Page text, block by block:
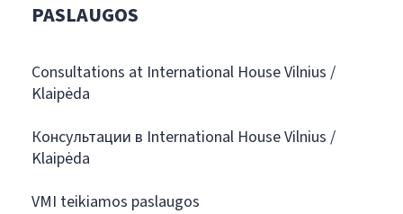
PASLAUGOS
Consultations at International House Vilnius /
Klaipėda
Консультации в International House Vilnius /
Klaipėda
VMI teikiamos paslaugos